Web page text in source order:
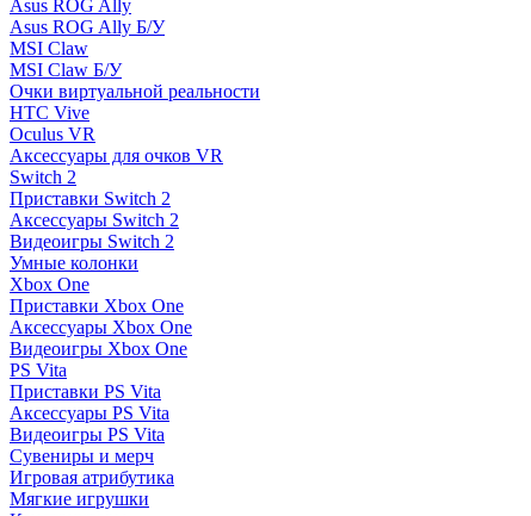
Asus ROG Ally
Asus ROG Ally Б/У
MSI Claw
MSI Claw Б/У
Очки виртуальной реальности
HTC Vive
Oculus VR
Аксессуары для очков VR
Switch 2
Приставки Switch 2
Аксессуары Switch 2
Видеоигры Switch 2
Умные колонки
Xbox One
Приставки Xbox One
Аксессуары Xbox One
Видеоигры Xbox One
PS Vita
Приставки PS Vita
Аксессуары PS Vita
Видеоигры PS Vita
Сувениры и мерч
Игровая атрибутика
Мягкие игрушки